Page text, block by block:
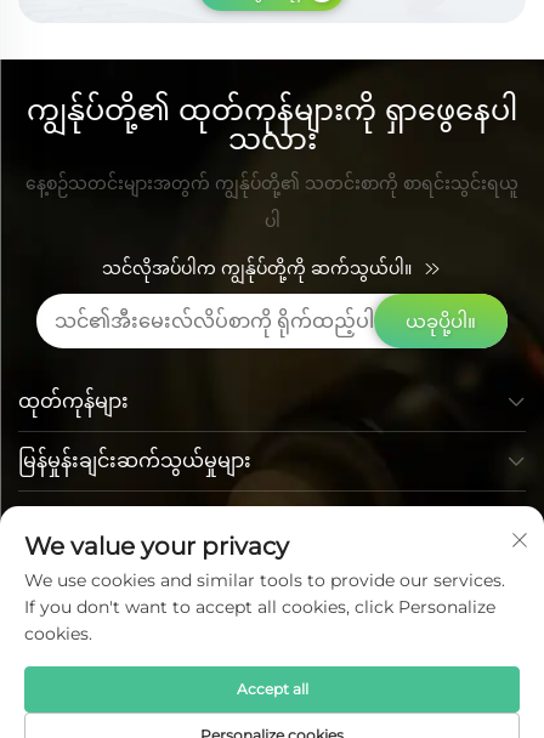
ကျွန်ုပ်တို့၏ ထုတ်ကုန်များကို ရှာဖွေနေပါ
သလား
နေ့စဉ်သတင်းများအတွက် ကျွန်ုပ်တို့၏ သတင်းစာကို စာရင်းသွင်းရယူ
ပါ
သင်လိုအပ်ပါက ကျွန်ုပ်တို့ကို ဆက်သွယ်ပါ။
ယခုပို့ပါ။
မြန်မှုန်းချင်းဆက်သွယ်မှုများ
ထုတ်ကုန်များ
မူပိုင်ခွင့် Lumi Photoelectric Technology Co., Ltd. တွင်ပိုင်ဆိုင်
We value your privacy
We use cookies and similar tools to provide our services.
If you don't want to accept all cookies, click Personalize
cookies.
Accept all